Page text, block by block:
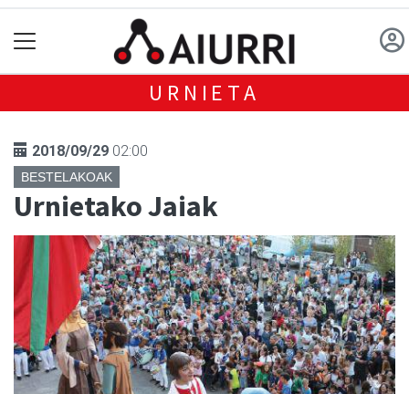
URNIETA
2018/09/29 02:00
BESTELAKOAK
Urnietako Jaiak